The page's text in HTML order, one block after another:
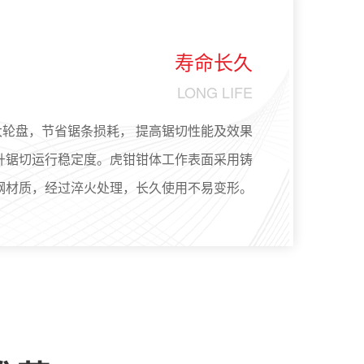
寿命长久
LONG LIFE
盘，节省锯条损耗， 提高锯切性能及效果
锯切运行稳定度。虎钳钳体工作表面采用铸
材质，经过淬火处理，长久使用不易变形。